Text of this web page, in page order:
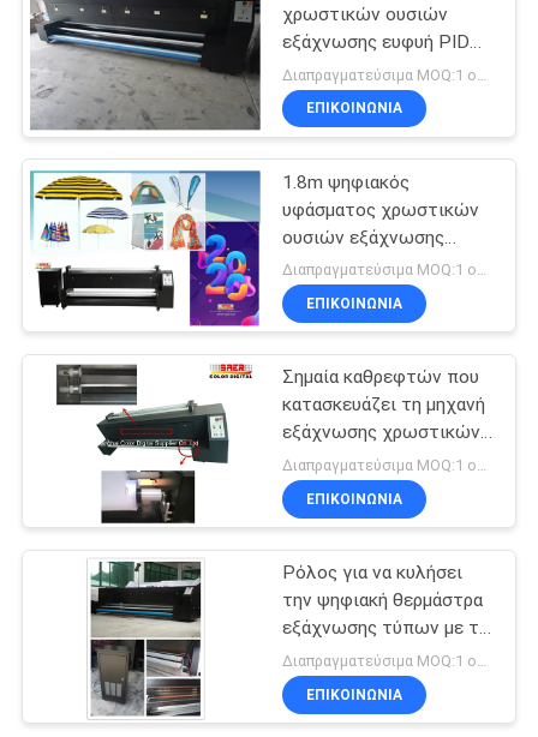
διαλυτικός
εκτυπωτής eco
106
Μηχανή
εκτύπωσης
σημαιών
μηχανή εκτύπωσης
εξάχνωσης
177
χρωστικών ουσιών
εξάχνωσης ευφυή PID
μηχανών τον ψηφιακό
υφαντικό έλεγχο
θερμοκρασίας
ΕΠΙΚΟΙΝΩΝΙΑ
1.8m ψηφιακός
υφάσματος χρωστικών
ουσιών εξάχνωσης
εκτυπωτής μελανιού
εξάχνωσης μηχανών
υφαντικός
Διαπραγματεύσιμα MOQ:1 ομάδα
ΕΠΙΚΟΙΝΩΝΙΑ
Σημαία καθρεφτών που
κατασκευάζει τη μηχανή
εξάχνωσης χρωστικών
ουσιών να διπλασιάσει 4
το πλάτος εργασίας
χρώματος CMYK
Διαπραγματεύσιμα MOQ:1 ομάδα
ΕΠΙΚΟΙΝΩΝΙΑ
Ρόλος για να κυλήσει
την ψηφιακή θερμάστρα
εξάχνωσης τύπων με το
φίλτρο 2200mm πλάτος
εργασίας
ΕΠΙΚΟΙΝΩΝΙΑ